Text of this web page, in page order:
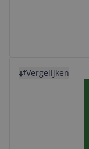
Vergelijken